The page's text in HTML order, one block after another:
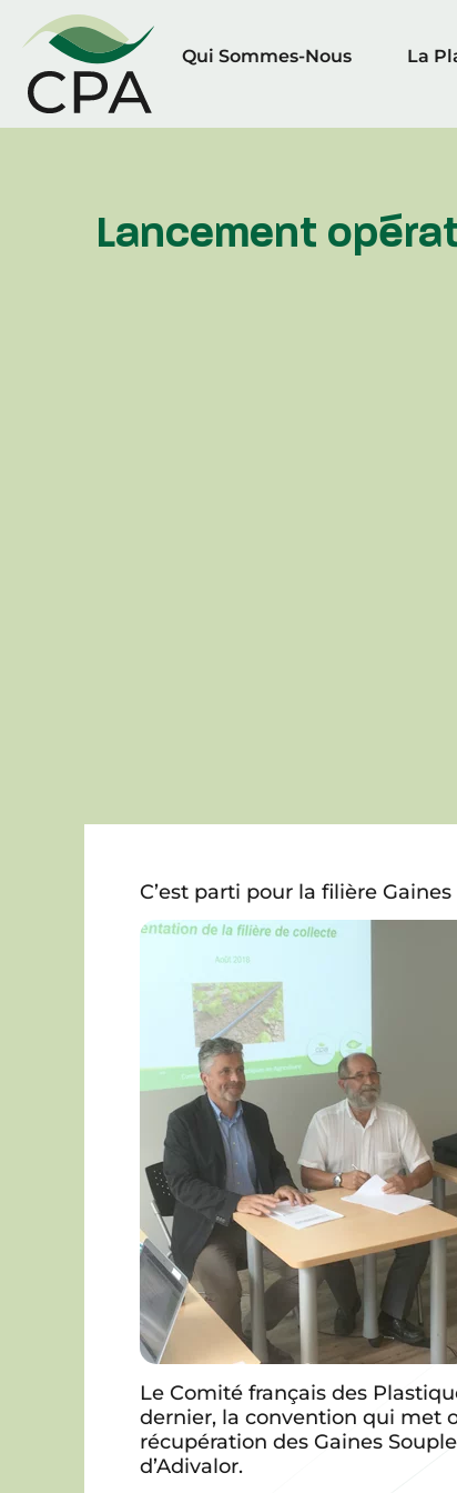
Qui Sommes-Nous La
Lancement
C’est parti pour la filière
Le Comité français des
dernier, la convention qui met
récupération des Gaines
d’Adivalor.